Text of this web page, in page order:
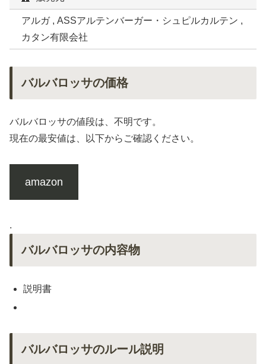
アルガ , ASSアルテンバーガー・シュピルカルテン ,
カタン有限会社
バルバロッサの価格
バルバロッサの値段は、不明です。
現在の最安値は、以下からご確認ください。
amazon
.
バルバロッサの内容物
説明書
バルバロッサのルール説明